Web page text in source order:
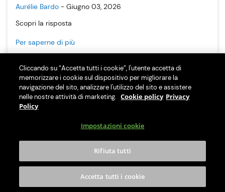
Aurélie Bardo - Giugno 03, 2026
Scopri la risposta
Per saperne di più
Cliccando su “Accetta tutti i cookie”, l'utente accetta di
memorizzare i cookie sul dispositivo per migliorare la
navigazione del sito, analizzare l'utilizzo del sito e assistere
nelle nostre attività di marketing. Cookie policy Privacy
Policy
Impostazioni cookie
Rifiuta tutti
Accetta tutti i cookie